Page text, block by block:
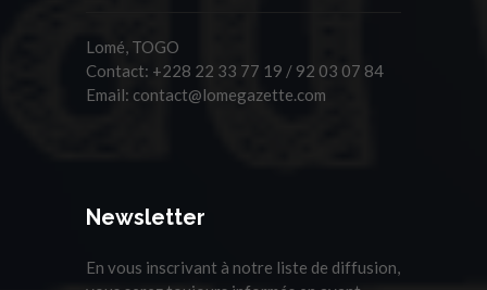
Lomé, TOGO
Contact: +228 22 33 77 19 / 92 03 07 84
Email: contact@lomegazette.com
Newsletter
En vous inscrivant à notre liste de diffusion,